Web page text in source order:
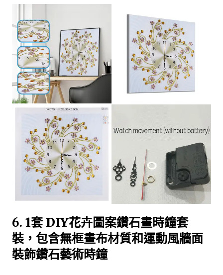
6. 1套 DIY花卉圖案鑽石畫時鐘套
裝，包含無框畫布材質和運動風牆面
裝飾鑽石藝術時鐘